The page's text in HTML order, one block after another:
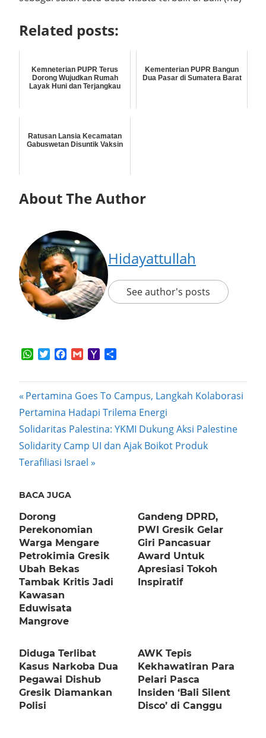
Related posts:
Kemneterian PUPR Terus
Dorong Wujudkan Rumah
Layak Huni dan Terjangkau
Kementerian PUPR Bangun
Dua Pasar di Sumatera Barat
Ratusan Lansia Kecamatan
Gabuswetan Disuntik Vaksin
About The Author
Hidayattullah
See author's posts
WhatsApp
TwitterFacebook
GmailYahoo
Post
navigation
Previous
Post:
Pertamina Goes To Campus, Langkah Kolaborasi
Pertamina Hadapi Trilema Energi
Next
Post:
Solidaritas Palestina: YKMI Dukung Aksi Palestine
Solidarity Camp UI dan Ajak Boikot Produk
Terafiliasi Israel
BACA JUGA
Dorong
Perekonomian
Warga Mengare
Petrokimia Gresik
Ubah Bekas
Tambak Kritis Jadi
Kawasan
Eduwisata
Mangrove
Gandeng DPRD,
PWI Gresik Gelar
Giri Pancasuar
Award Untuk
Apresiasi Tokoh
Inspiratif
Diduga Terlibat
Kasus Narkoba Dua
Pegawai Dishub
Gresik Diamankan
Polisi
AWK Tepis
Kekhawatiran Para
Pelari Pasca
Insiden ‘Bali Silent
Disco’ di Canggu